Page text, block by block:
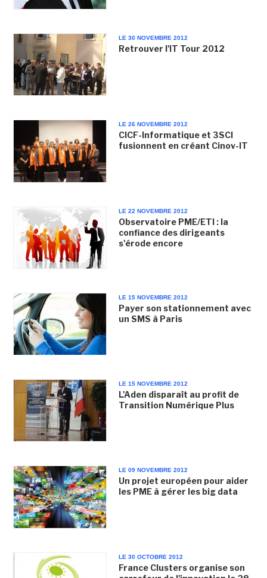
LE 30 NOVEMBRE 2012
Retrouver l'IT Tour 2012
LE 26 NOVEMBRE 2012
CICF-Informatique et 3SCI
fusionnent en créant Cinov-IT
LE 22 NOVEMBRE 2012
Observatoire PME/ETI : la
confiance des dirigeants
s'érode encore
LE 15 NOVEMBRE 2012
Payer son stationnement avec
un SMS à Paris
LE 15 NOVEMBRE 2012
L'Aden disparaît au profit de
Transition Numérique Plus
LE 09 NOVEMBRE 2012
Un projet européen pour aider
les PME à gérer les big data
LE 30 OCTOBRE 2012
France Clusters organise son